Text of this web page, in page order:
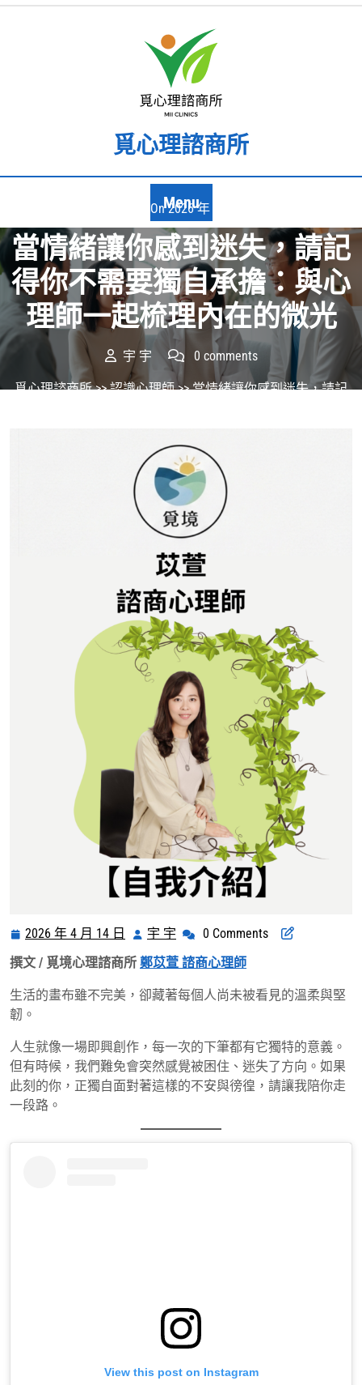
Skip
覓心理諮商所
Menu
Posted On 2026 年 4 月 14 日
當情緒讓你感到迷失，請記
得你不需要獨自承擔：與心
理師一起梳理內在的微光
宇 宇 0 comments
覓心理諮商所>>認識心理師>> 當情緒讓你感到迷失，請記
2026 年 4 月 14 日
2026
年
4
月
宇 宇 宇
宇
0 Comments
撰文 / 覓境心理諮商所 鄭苡萱 諮商心理師
生活的畫布雖不完美，卻藏著每個人尚未被看見的溫柔與堅
韌。
人生就像一場即興創作，每一次的下筆都有它獨特的意義。
但有時候，我們難免會突然感覺被困住、迷失了方向。如果
此刻的你，正獨自面對著這樣的不安與徬徨，請讓我陪你走
一段路。
View this post on Instagram